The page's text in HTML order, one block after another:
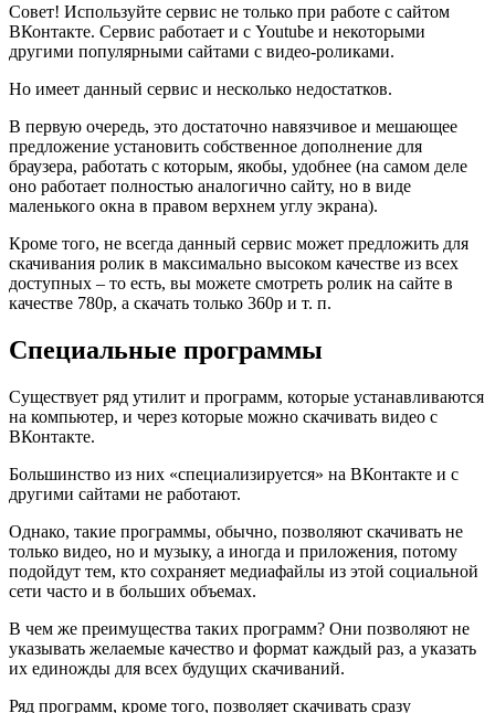
Совет! Используйте сервис не только при работе с сайтом
ВКонтакте. Сервис работает и с Youtube и некоторыми
другими популярными сайтами с видео-роликами.
Но имеет данный сервис и несколько недостатков.
В первую очередь, это достаточно навязчивое и мешающее
предложение установить собственное дополнение для
браузера, работать с которым, якобы, удобнее (на самом деле
оно работает полностью аналогично сайту, но в виде
маленького окна в правом верхнем углу экрана).
Кроме того, не всегда данный сервис может предложить для
скачивания ролик в максимально высоком качестве из всех
доступных – то есть, вы можете смотреть ролик на сайте в
качестве 780р, а скачать только 360р и т. п.
Специальные программы
Существует ряд утилит и программ, которые устанавливаются
на компьютер, и через которые можно скачивать видео с
ВКонтакте.
Большинство из них «специализируется» на ВКонтакте и с
другими сайтами не работают.
Однако, такие программы, обычно, позволяют скачивать не
только видео, но и музыку, а иногда и приложения, потому
подойдут тем, кто сохраняет медиафайлы из этой социальной
сети часто и в больших объемах.
В чем же преимущества таких программ? Они позволяют не
указывать желаемые качество и формат каждый раз, а указать
их единожды для всех будущих скачиваний.
Ряд программ, кроме того, позволяет скачивать сразу